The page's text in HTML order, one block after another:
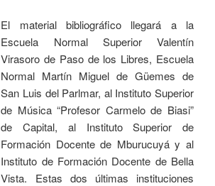
El material bibliográfico llegará a la
Escuela Normal Superior Valentín
Virasoro de Paso de los Libres, Escuela
Normal Martín Miguel de Güemes de
San Luis del Parlmar, al Instituto Superior
de Música “Profesor Carmelo de Biasi”
de Capital, al Instituto Superior de
Formación Docente de Mburucuyá y al
Instituto de Formación Docente de Bella
Vista. Estas dos últimas instituciones